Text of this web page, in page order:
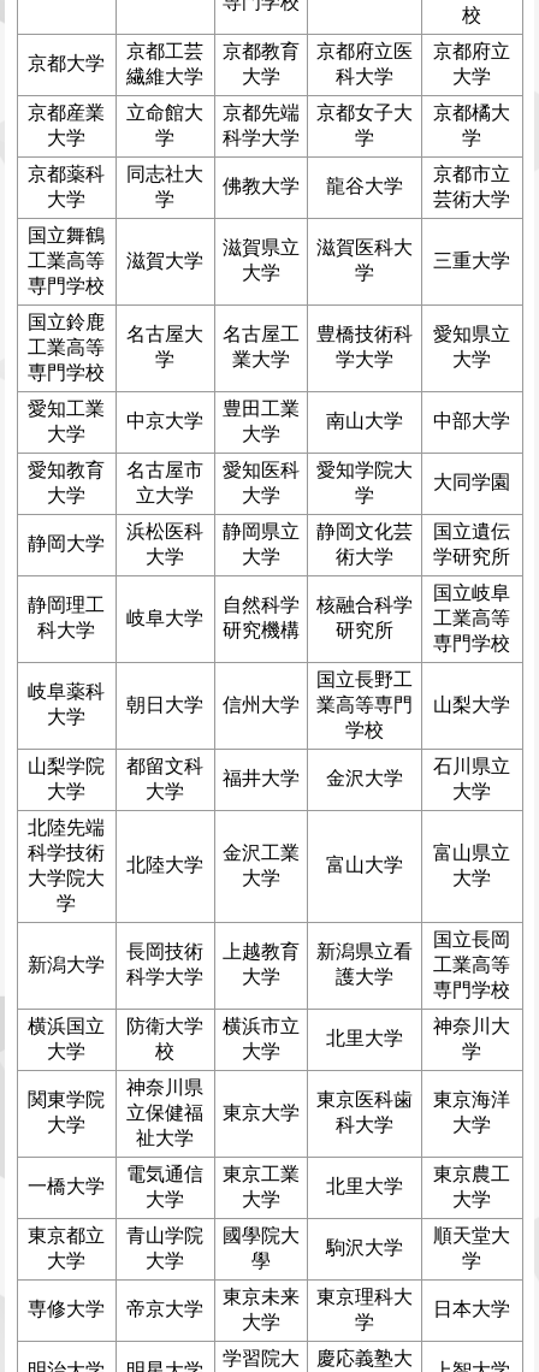
校
京都大学
京都工芸
繊維大学
京都教育
大学
京都府立医
科大学
京都府立
大学
京都産業
大学
立命館大
学
京都先端
科学大学
京都女子大
学
京都橘大
学
京都薬科
大学
同志社大
学
佛教大学 龍谷大学
京都市立
芸術大学
国立舞鶴
工業高等
専門学校
滋賀大学
滋賀県立
大学
滋賀医科大
学
三重大学
国立鈴鹿
工業高等
専門学校
名古屋大
学
名古屋工
業大学
豊橋技術科
学大学
愛知県立
大学
愛知工業
大学
中京大学
豊田工業
大学
南山大学 中部大学
愛知教育
大学
名古屋市
立大学
愛知医科
大学
愛知学院大
学
大同学園
静岡大学
浜松医科
大学
静岡県立
大学
静岡文化芸
術大学
国立遺伝
学研究所
静岡理工
科大学
岐阜大学
自然科学
研究機構
核融合科学
研究所
国立岐阜
工業高等
専門学校
岐阜薬科
大学
朝日大学 信州大学
国立長野工
業高等専門
学校
山梨大学
山梨学院
大学
都留文科
大学
福井大学 金沢大学
石川県立
大学
北陸先端
科学技術
大学院大
学
北陸大学
金沢工業
大学
富山大学
富山県立
大学
新潟大学
長岡技術
科学大学
上越教育
大学
新潟県立看
護大学
国立長岡
工業高等
専門学校
横浜国立
大学
防衛大学
校
横浜市立
大学
北里大学
神奈川大
学
関東学院
大学
神奈川県
立保健福
祉大学
東京大学
東京医科歯
科大学
東京海洋
大学
一橋大学
電気通信
大学
東京工業
大学
北里大学
東京農工
大学
東京都立
大学
青山学院
大学
國學院大
學
駒沢大学
順天堂大
学
専修大学 帝京大学
東京未来
大学
東京理科大
学
日本大学
学習院大
慶応義塾大